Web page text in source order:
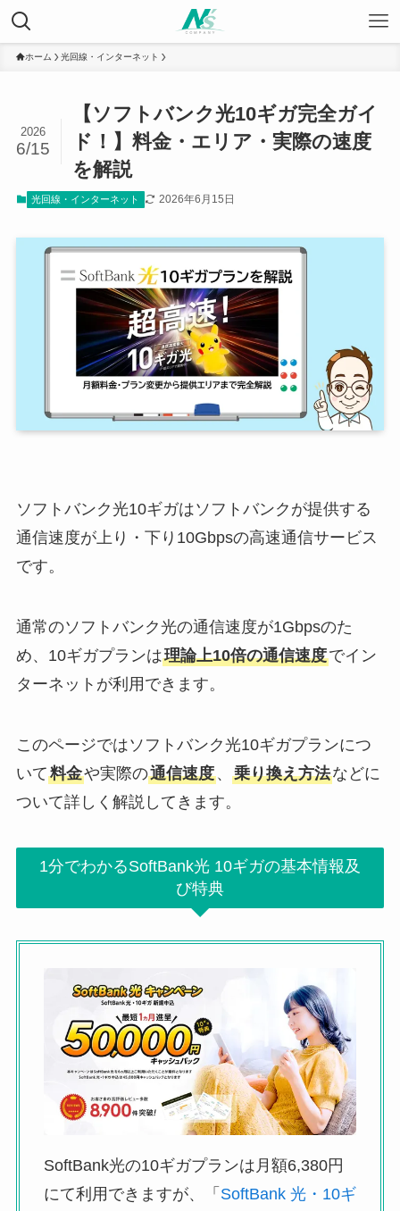
ホーム 光回線・インターネット
【ソフトバンク光10ギガ完全ガイ
ド！】料金・エリア・実際の速度
を解説
2026
6/15
光回線・インターネット 2026年6月15日
ソフトバンク光10ギガはソフトバンクが提供する
通信速度が上り・下り10Gbpsの高速通信サービス
です。
通常のソフトバンク光の通信速度が1Gbpsのた
め、10ギガプランは理論上10倍の通信速度でイン
ターネットが利用できます。
このページではソフトバンク光10ギガプランにつ
いて料金や実際の通信速度、 乗り換え方法などに
ついて詳しく解説してきます。
1分でわかるSoftBank光 10ギガの基本情報及
び特典
SoftBank光の10ギガプランは月額6,380円
にて利用できますが、「 SoftBank 光・10ギ